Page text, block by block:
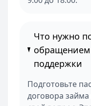
Что нужно
обращением
поддержки
Подготовьте
договора